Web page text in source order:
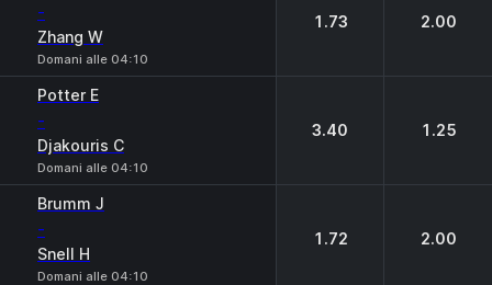
-
Zhang W
Domani alle 04:10
1.73 2.00
Potter E
-
Djakouris C
Domani alle 04:10
3.40 1.25
Brumm J
-
Snell H
Domani alle 04:10
1.72 2.00